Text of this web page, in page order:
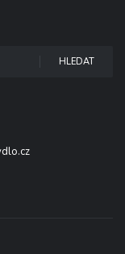
HLEDAT